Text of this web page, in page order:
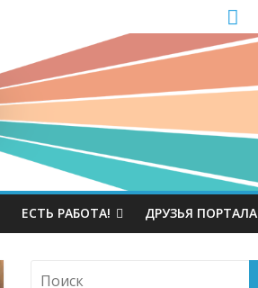
ЕСТЬ РАБОТА! ДРУЗЬЯ ПОРТАЛА